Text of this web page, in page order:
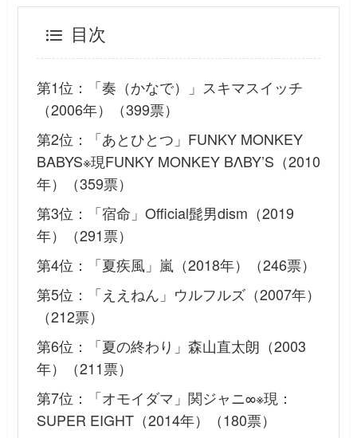
目次
第1位：「奏（かなで）」スキマスイッチ
（2006年）（399票）
第2位：「あとひとつ」FUNKY MONKEY
BABYS※現FUNKY MONKEY BΛBY’S（2010
年）（359票）
第3位：「宿命」Official髭男dism（2019
年）（291票）
第4位：「夏疾風」嵐（2018年）（246票）
第5位：「ええねん」ウルフルズ（2007年）
（212票）
第6位：「夏の終わり」森山直太朗（2003
年）（211票）
第7位：「オモイダマ」関ジャニ∞※現：
SUPER EIGHT（2014年）（180票）